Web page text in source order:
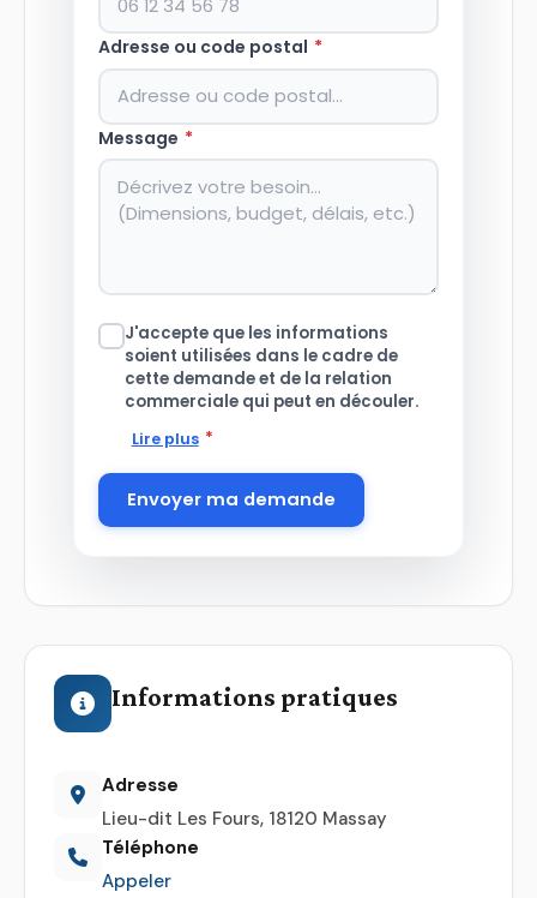
Adresse ou code postal *
Message *
J'accepte que les informations
soient utilisées dans le cadre de
cette demande et de la relation
commerciale qui peut en découler.
Lire plus *
Envoyer ma demande
Informations pratiques
Adresse
Lieu-dit Les Fours, 18120 Massay
Téléphone
Appeler